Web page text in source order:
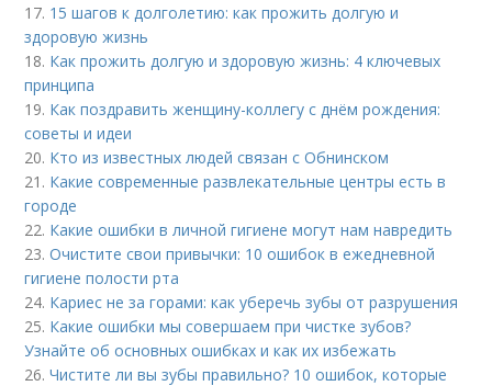
17. 15 шагов к долголетию: как прожить долгую и
здоровую жизнь
18. Как прожить долгую и здоровую жизнь: 4 ключевых
принципа
19. Как поздравить женщину-коллегу с днём рождения:
советы и идеи
20. Кто из известных людей связан с Обнинском
21. Какие современные развлекательные центры есть в
городе
22. Какие ошибки в личной гигиене могут нам навредить
23.Очистите свои привычки: 10 ошибок в ежедневной
гигиене полости рта
24. Кариес не за горами: как уберечь зубы от разрушения
25. Какие ошибки мы совершаем при чистке зубов?
Узнайте об основных ошибках и как их избежать
26.Чистите ли вы зубы правильно? 10 ошибок, которые